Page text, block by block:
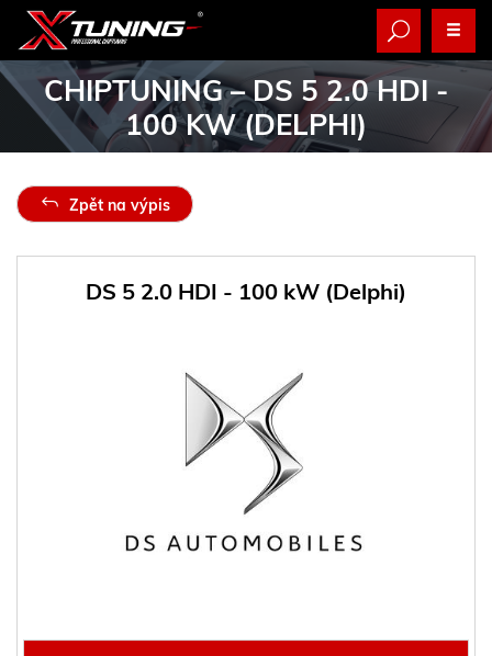
CHIPTUNING– DS 5 2.0 HDI -
100 KW (DELPHI)
Zpět na výpis
DS 5 2.0 HDI - 100 kW (Delphi)